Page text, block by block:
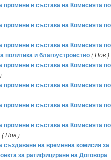
промени в състава на Комисията по
промени в състава на Комисията по
промени в състава на Комисията по
политика и благоустройство( Нов )
промени в състава на Комисията по
промени в състава на Комисията по
промени в състава на Комисията по
промени в състава на Комисията по
( Нов )
създаване на временна комисия за
за ратифициране на Договора